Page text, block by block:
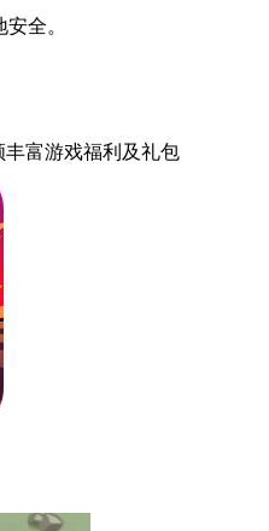
全。
丰富游戏福利 及礼包